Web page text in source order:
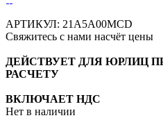
АРТИКУЛ: 21A5A00MCD
Свяжитесь с нами насчёт цены
ДЕЙСТВУЕТ ДЛЯ ЮРЛИЦ
РАСЧЕТУ
ВКЛЮЧАЕТ НДС
Нет в наличии